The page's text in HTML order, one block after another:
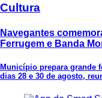
Cultura
Navegantes
Ferrugem e Banda
Município prepara grande
dias 28 e 30 de agosto,